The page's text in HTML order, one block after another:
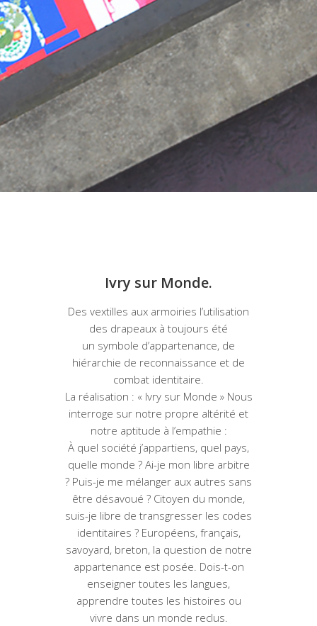
Ivry sur Monde.
Des vextilles aux armoiries l’utilisation
des drapeaux à toujours été
un symbole d’appartenance, de
hiérarchie de reconnaissance et de
combat identitaire.
La réalisation : « Ivry sur Monde » Nous
interroge sur notre propre altérité et
notre aptitude à l’empathie :
À quel société j’appartiens, quel pays,
quelle monde ? Ai-je mon libre arbitre
? Puis-je me mélanger aux autres sans
être désavoué ? Citoyen du monde,
suis-je libre de transgresser les codes
identitaires ? Européens, français,
savoyard, breton, la question de notre
appartenance est posée. Dois-t-on
enseigner toutes les langues,
apprendre toutes les histoires ou
vivre dans un monde reclus.